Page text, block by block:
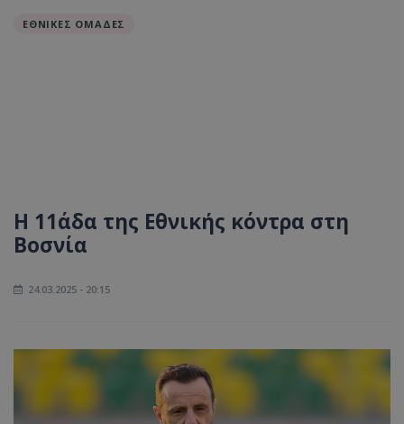
ΕΘΝΙΚΕΣ ΟΜΑΔΕΣ
Η 11άδα της Εθνικής κόντρα στη
Βοσνία
24.03.2025 - 20:15